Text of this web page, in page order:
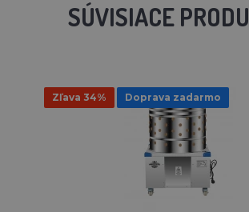
SÚVISIACE
Zľava 34% Doprava zadarmo